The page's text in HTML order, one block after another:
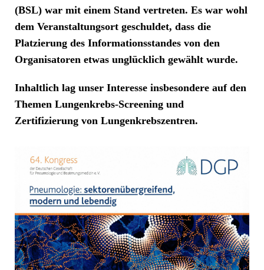
(BSL) war mit einem Stand vertreten. Es war wohl
dem Veranstaltungsort geschuldet, dass die
Platzierung des Informationsstandes von den
Organisatoren etwas unglücklich gewählt wurde.
Inhaltlich lag unser Interesse insbesondere auf den
Themen Lungenkrebs-Screening und
Zertifizierung von Lungenkrebszentren.